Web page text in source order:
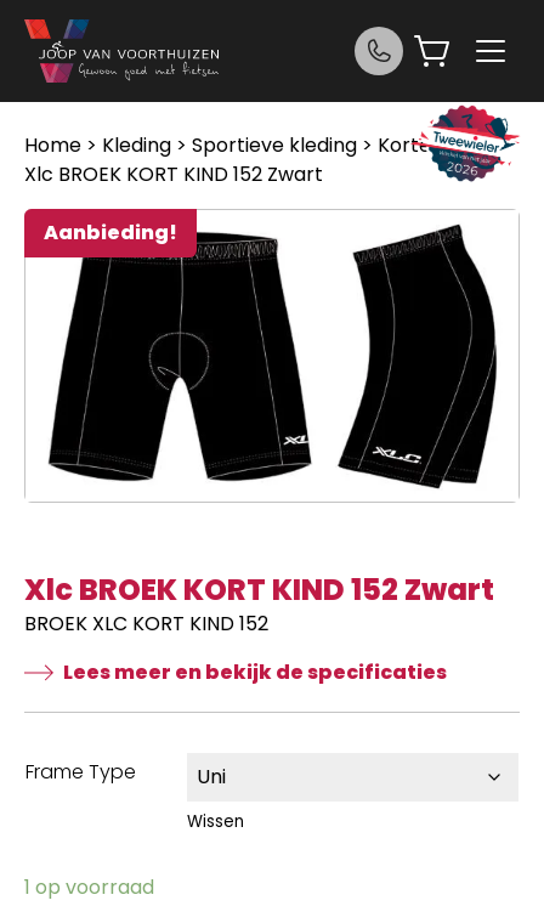
Ga naar de inhoud
Home > Kleding > Sportieve kleding > Korte broek>
Xlc BROEK KORT KIND 152 Zwart
Aanbieding!
Xlc BROEK KORT KIND 152 Zwart
BROEK XLC KORT KIND 152
Lees meer en bekijk de specificaties
Frame Type
Wissen
1 op voorraad